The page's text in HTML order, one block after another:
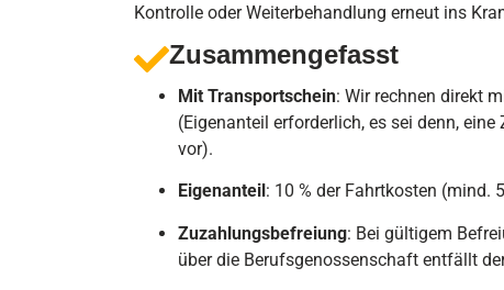
Kontrolle oder Weiterbehandlung erneut ins
Zusammengefasst
Mit Transportschein: Wir rechnen direkt
(Eigenanteil erforderlich, es sei denn,
vor).
Eigenanteil : 10 % der Fahrtkosten (mind.
Zuzahlungsbefreiung: Bei gültigem
über die Berufsgenossenschaft entfällt